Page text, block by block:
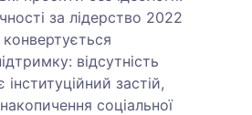
за лідерство 2022
відсутність
застій,
соціальної